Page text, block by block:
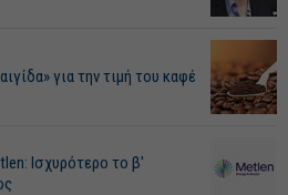
για την τιμή του καφέ
Ισχυρότερο το β'